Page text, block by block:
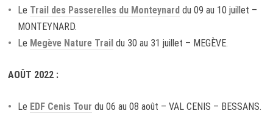
Le Trail des Passerelles du Monteynard du 09 au 10 juillet –
MONTEYNARD.
Le Megève Nature Trail du 30 au 31 juillet – MEGÈVE.
AOÛT 2022 :
Le EDF Cenis Tour du 06 au 08 août – VAL CENIS – BESSANS.